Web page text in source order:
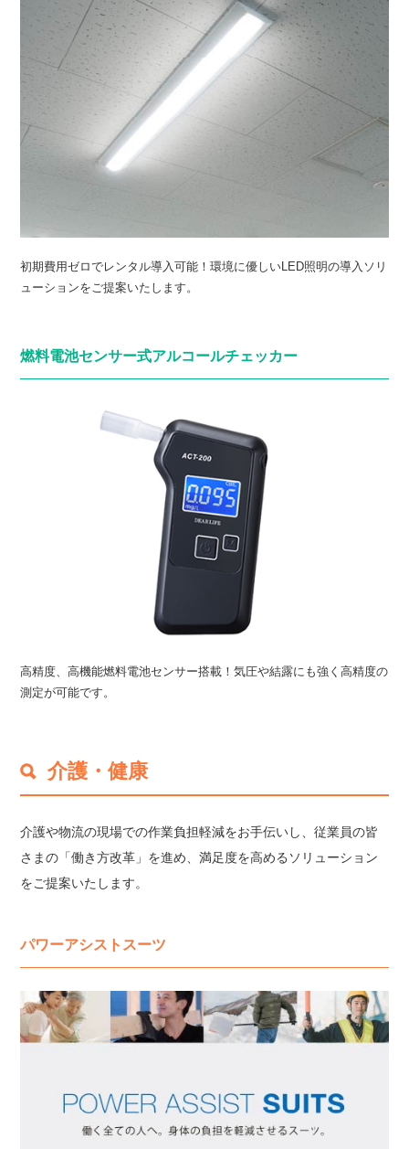
初期費用ゼロでレンタル導入可能！環境に優しいLED照明の導入ソリ
ューションをご提案いたします。
燃料電池センサー式アルコールチェッカー
高精度、高機能燃料電池センサー搭載！気圧や結露にも強く高精度の
測定が可能です。
介護・健康
介護や物流の現場での作業負担軽減をお手伝いし、従業員の皆
さまの「働き方改革」を進め、満足度を高めるソリューション
をご提案いたします。
パワーアシストスーツ